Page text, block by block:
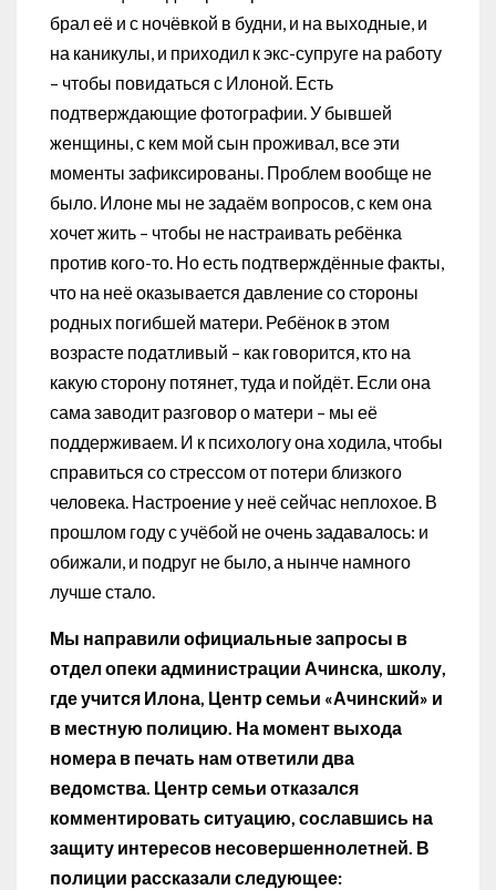
брал её и с ночёвкой в будни, и на выходные, и
на каникулы, и приходил к экс-супруге на работу
– чтобы повидаться с Илоной. Есть
подтверждающие фотографии. У бывшей
женщины, с кем мой сын проживал, все эти
моменты зафиксированы. Проблем вообще не
было. Илоне мы не задаём вопросов, с кем она
хочет жить – чтобы не настраивать ребёнка
против кого-то. Но есть подтверждённые факты,
что на неё оказывается давление со стороны
родных погибшей матери. Ребёнок в этом
возрасте податливый – как говорится, кто на
какую сторону потянет, туда и пойдёт. Если она
сама заводит разговор о матери – мы её
поддерживаем. И к психологу она ходила, чтобы
справиться со стрессом от потери близкого
человека. Настроение у неё сейчас неплохое. В
прошлом году с учёбой не очень задавалось: и
обижали, и подруг не было, а нынче намного
лучше стало.
Мы направили официальные запросы в
отдел опеки администрации Ачинска, школу,
где учится Илона, Центр семьи «Ачинский» и
в местную полицию. На момент выхода
номера в печать нам ответили два
ведомства. Центр семьи отказался
комментировать ситуацию, сославшись на
защиту интересов несовершеннолетней. В
полиции рассказали следующее: